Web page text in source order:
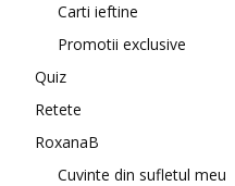
Carti ieftine
Promotii exclusive
Quiz
Retete
RoxanaB
Cuvinte din sufletul meu